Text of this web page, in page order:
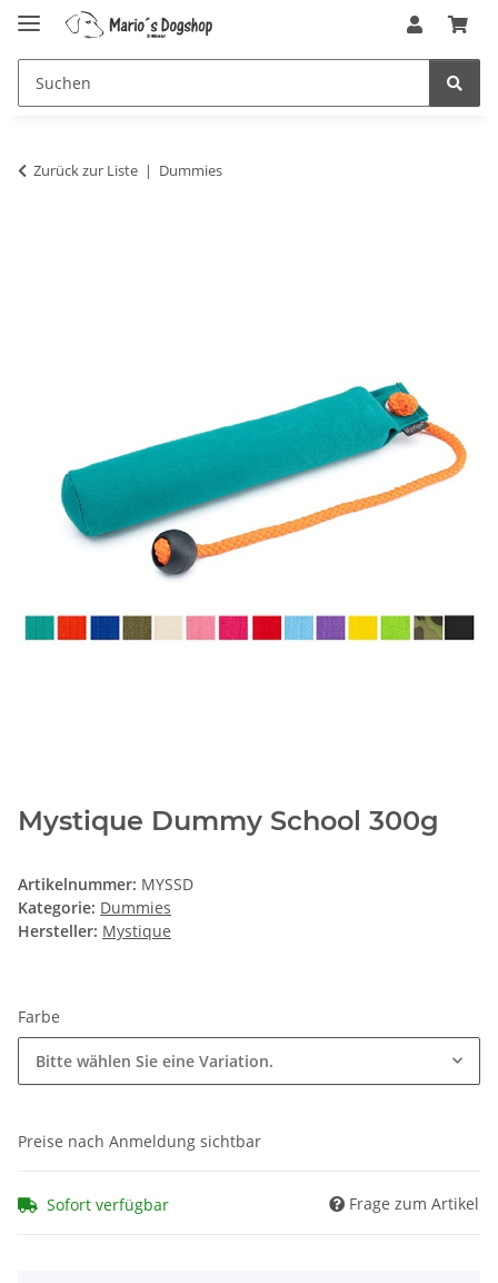
Zurück zur Liste Dummies
Mystique Dummy School 300g
Artikelnummer: MYSSD
Kategorie: Dummies
Hersteller: Mystique
Farbe
Bitte wählen Sie eine Variation.
Preise nach Anmeldung sichtbar
Sofort verfügbar Frage zum Artikel